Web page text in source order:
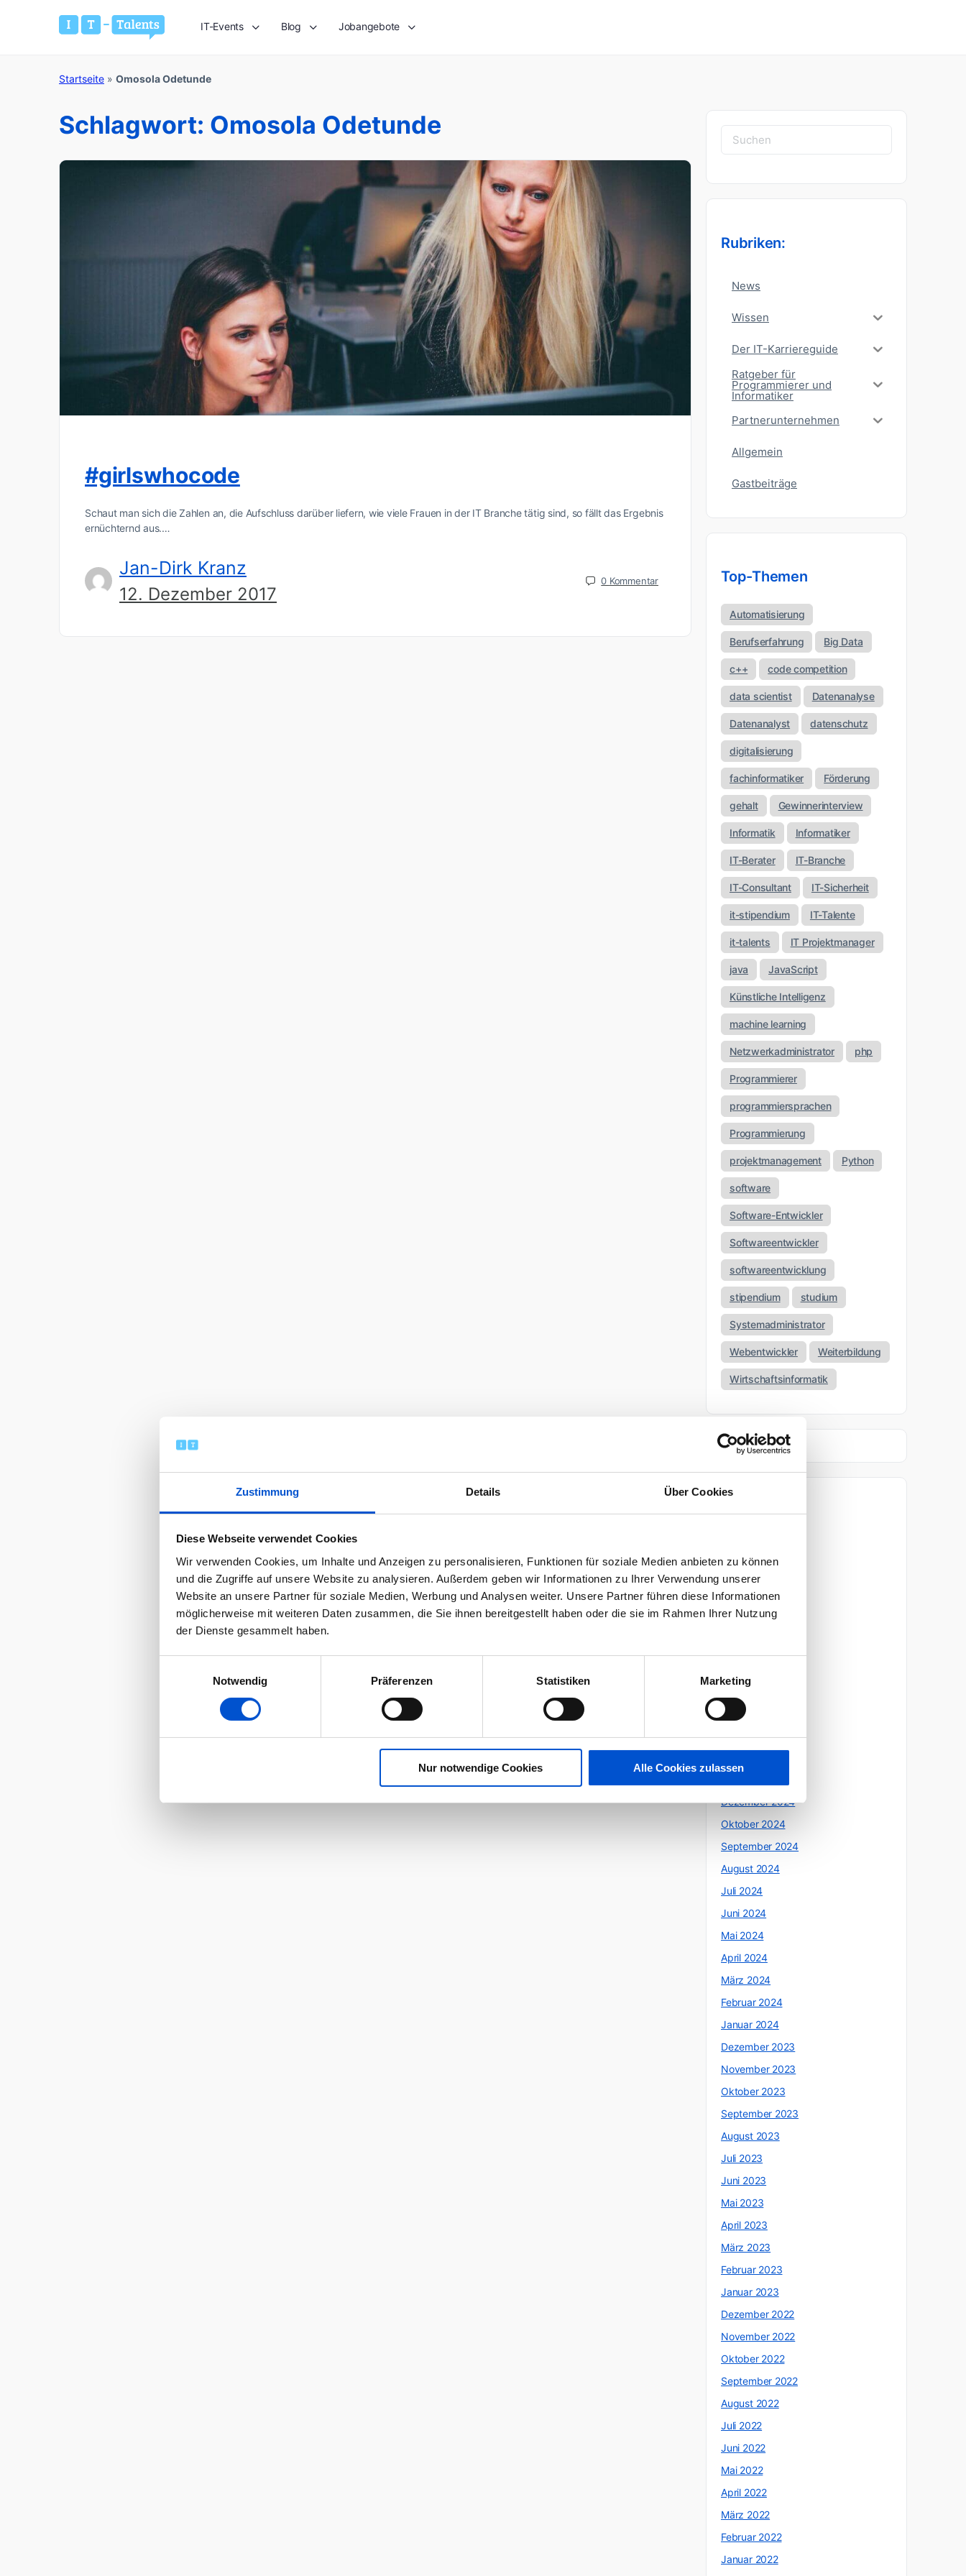
Zustimmung Details Über Cookies
Diese Webseite verwendet Cookies
Wir verwenden Cookies, um Inhalte und Anzeigen zu personalisieren, Funktionen für soziale Medien anbieten zu können
und die Zugriffe auf unsere Website zu analysieren. Außerdem geben wir Informationen zu Ihrer Verwendung unserer
Website an unsere Partner für soziale Medien, Werbung und Analysen weiter. Unsere Partner führen diese Informationen
möglicherweise mit weiteren Daten zusammen, die Sie ihnen bereitgestellt haben oder die sie im Rahmen Ihrer Nutzung
der Dienste gesammelt haben.
Notwendig
Präferenzen Statistiken Marketing
Nur notwendige Cookies Alle Cookies zulassen
IT-Events Blog Jobangebote
Startseite » Omosola Odetunde
Schlagwort: Omosola Odetunde
#girlswhocode
Schaut man sich die Zahlen an, die Aufschluss darüber liefern, wie viele Frauen in der IT Branche tätig sind, so fällt das Ergebnis
ernüchternd aus.…
Jan-Dirk Kranz
12. Dezember 2017
0 Kommentar
Suchen
nach:
Rubriken:
News
Wissen
Der IT-Karriereguide
Ratgeber für
Programmierer und
Informatiker
Partnerunternehmen
Allgemein
Gastbeiträge
Top-Themen
Automatisierung
Berufserfahrung Big Data
c++ code competition
data scientist Datenanalyse
Datenanalyst datenschutz
digitalisierung
fachinformatiker Förderung
gehalt Gewinnerinterview
Informatik Informatiker
IT-Berater IT-Branche
IT-Consultant IT-Sicherheit
it-stipendium IT-Talente
it-talents IT Projektmanager
java JavaScript
Künstliche Intelligenz
machine learning
Netzwerkadministrator php
Programmierer
programmiersprachen
Programmierung
projektmanagement Python
software
Software-Entwickler
Softwareentwickler
softwareentwicklung
stipendium studium
Systemadministrator
Webentwickler Weiterbildung
Wirtschaftsinformatik
April 2026
März 2026
November 2025
Oktober 2025
Mai 2025
April 2025
März 2025
Dezember 2024
Oktober 2024
September 2024
August 2024
Juli 2024
Juni 2024
Mai 2024
April 2024
März 2024
Februar 2024
Januar 2024
Dezember 2023
November 2023
Oktober 2023
September 2023
August 2023
Juli 2023
Juni 2023
Mai 2023
April 2023
März 2023
Februar 2023
Januar 2023
Dezember 2022
November 2022
Oktober 2022
September 2022
August 2022
Juli 2022
Juni 2022
Mai 2022
April 2022
März 2022
Februar 2022
Januar 2022